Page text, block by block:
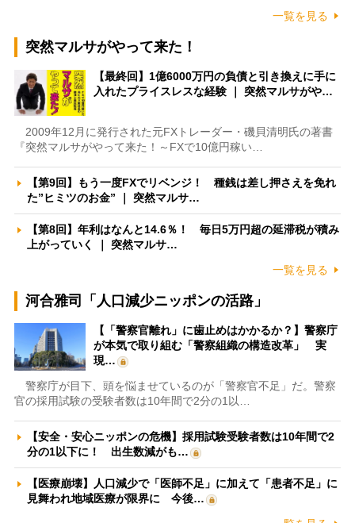
一覧を見る
突然マルサがやって来た！
【最終回】1億6000万円の負債と引き換えに手に
入れたプライスレスな経験 ｜ 突然マルサがや…
2009年12月に発行された元FXトレーダー・磯貝清明氏の著書
『突然マルサがやって来た！～FXで10億円稼い…
【第9回】もう一度FXでリベンジ！ 種銭は差し押さえを免れ
た”ヒミツのお金” ｜ 突然マルサ…
【第8回】年利はなんと14.6％！ 毎日5万円超の延滞税が積み
上がっていく ｜ 突然マルサ…
一覧を見る
河合雅司「人口減少ニッポンの活路」
【「警察官離れ」に歯止めはかかるか？】警察庁
が本気で取り組む「警察組織の構造改革」 実
現…
警察庁が目下、頭を悩ませているのが「警察官不足」だ。警察
官の採用試験の受験者数は10年間で2分の1以…
【安全・安心ニッポンの危機】採用試験受験者数は10年間で2
分の1以下に！ 出生数減がも…
【医療崩壊】人口減少で「医師不足」に加えて「患者不足」に
見舞われ地域医療が限界に 今後…